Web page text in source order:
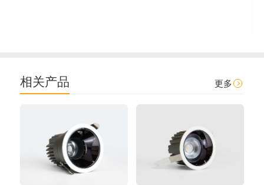
相关产品 更多